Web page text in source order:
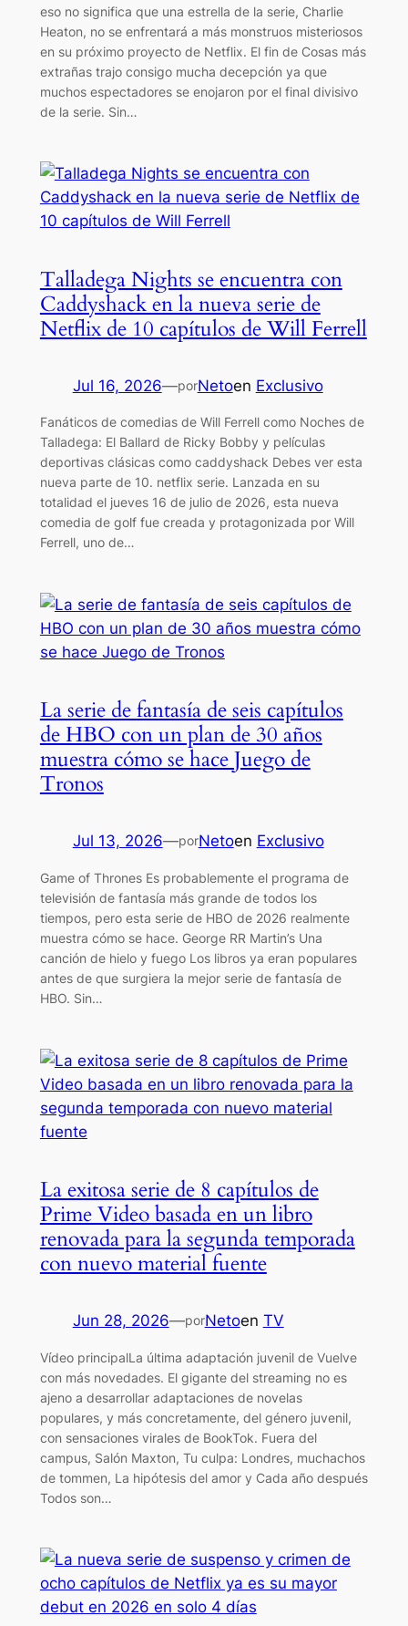
eso no significa que una estrella de la serie, Charlie
Heaton, no se enfrentará a más monstruos misteriosos
en su próximo proyecto de Netflix. El fin de Cosas más
extrañas trajo consigo mucha decepción ya que
muchos espectadores se enojaron por el final divisivo
de la serie. Sin…
Talladega Nights se encuentra con
Caddyshack en la nueva serie de
Netflix de 10 capítulos de Will Ferrell
Jul 16, 2026—porNetoen Exclusivo
Fanáticos de comedias de Will Ferrell como Noches de
Talladega: El Ballard de Ricky Bobby y películas
deportivas clásicas como caddyshack Debes ver esta
nueva parte de 10. netflix serie. Lanzada en su
totalidad el jueves 16 de julio de 2026, esta nueva
comedia de golf fue creada y protagonizada por Will
Ferrell, uno de…
La serie de fantasía de seis capítulos
de HBO con un plan de 30 años
muestra cómo se hace Juego de
Tronos
Jul 13, 2026—porNetoen Exclusivo
Game of Thrones Es probablemente el programa de
televisión de fantasía más grande de todos los
tiempos, pero esta serie de HBO de 2026 realmente
muestra cómo se hace. George RR Martin’s Una
canción de hielo y fuego Los libros ya eran populares
antes de que surgiera la mejor serie de fantasía de
HBO. Sin…
La exitosa serie de 8 capítulos de
Prime Video basada en un libro
renovada para la segunda temporada
con nuevo material fuente
Jun 28, 2026—porNetoen TV
Vídeo principalLa última adaptación juvenil de Vuelve
con más novedades. El gigante del streaming no es
ajeno a desarrollar adaptaciones de novelas
populares, y más concretamente, del género juvenil,
con sensaciones virales de BookTok. Fuera del
campus, Salón Maxton, Tu culpa: Londres, muchachos
de tommen, La hipótesis del amor y Cada año después
Todos son…